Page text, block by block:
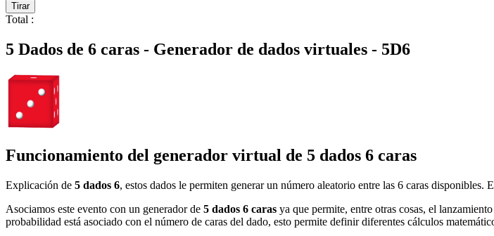
Tirar
Total :
5 Dados de 6 caras - Generador de dados virtuales - 5D6
Funcionamiento del generador virtual de 5 dados 6 caras
Explicación de 5 dados 6, estos dados le permiten generar un número aleatorio entre las 6 caras disponibles.
Asociamos este evento con un generador de 5 dados 6 caras ya que permite, entre otras cosas, el
probabilidad está asociado con el número de caras del dado, esto permite definir diferentes cálculos